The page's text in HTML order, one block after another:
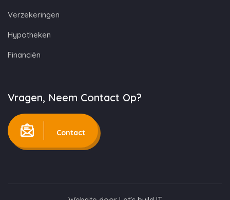
Verzekeringen
Hypotheken
Financiën
Vragen, Neem Contact Op?
Contact